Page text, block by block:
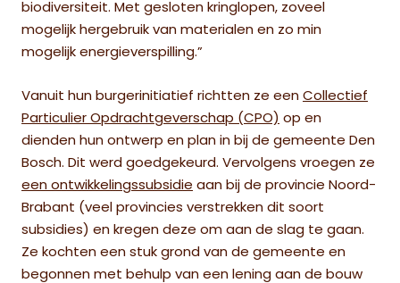
biodiversiteit. Met gesloten kringlopen, zoveel
mogelijk hergebruik van materialen en zo min
mogelijk energieverspilling.”
Vanuit hun burgerinitiatief richtten ze een Collectief
Particulier Opdrachtgeverschap (CPO) op en
dienden hun ontwerp en plan in bij de gemeente Den
Bosch. Dit werd goedgekeurd. Vervolgens vroegen ze
een ontwikkelingssubsidie aan bij de provincie Noord-
Brabant (veel provincies verstrekken dit soort
subsidies) en kregen deze om aan de slag te gaan.
Ze kochten een stuk grond van de gemeente en
begonnen met behulp van een lening aan de bouw